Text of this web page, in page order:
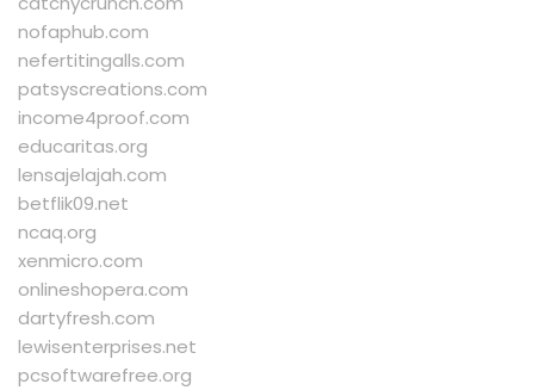
nofaphub.com
nefertitingalls.com
patsyscreations.com
income4proof.com
educaritas.org
lensajelajah.com
betflik09.net
ncaq.org
xenmicro.com
onlineshopera.com
dartyfresh.com
lewisenterprises.net
pcsoftwarefree.org